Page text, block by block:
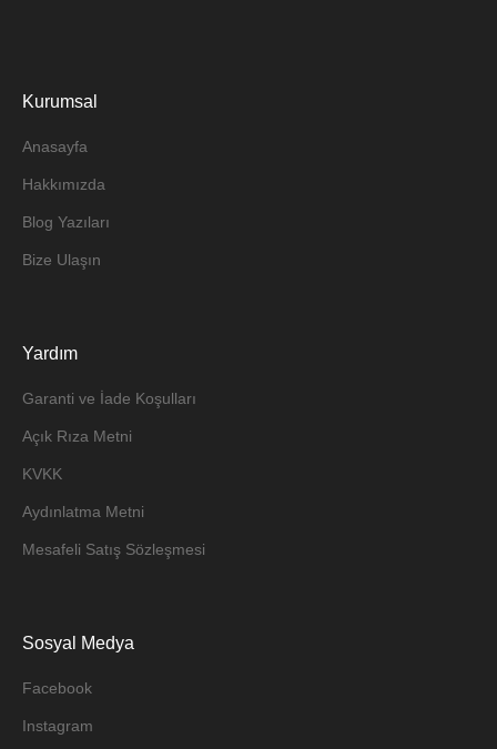
Kurumsal
Anasayfa
Hakkımızda
Blog Yazıları
Bize Ulaşın
Yardım
Garanti ve İade Koşulları
Açık Rıza Metni
KVKK
Aydınlatma Metni
Mesafeli Satış Sözleşmesi
Sosyal Medya
Facebook
Instagram